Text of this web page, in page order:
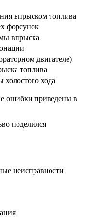
впрыском топлива
форсунок
впрыска
двигателе)
топлива
холостого хода
ошибки приведены в
поделился
неисправности